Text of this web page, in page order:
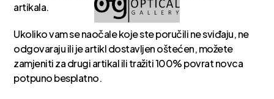
artikala.
Ukoliko vam se naočale koje ste poručili ne sviđaju, ne
odgovaraju ili je artikl dostavljen oštećen, možete
zamjeniti za drugi artikal ili tražiti 100% povrat novca
potpuno besplatno.